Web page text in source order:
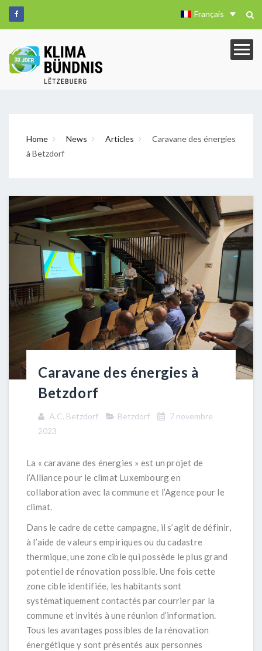
Français
Home News Articles
Caravane des énergies
à Betzdorf
Caravane des énergies à
Betzdorf
A.C. Betzdorf Betzdorf
7 novembre
2023
La « caravane des énergies » est un projet de
l’Alliance pour le climat Luxembourg en
collaboration avec la commune et l’Agence pour le
climat.
Dans le cadre de cette campagne, il s’agit de définir,
à l’aide de valeurs empiriques ou du cadastre
thermique, une zone cible qui possède le plus grand
potentiel de rénovation possible. Une fois cette
zone cible identifiée, les habitants sont
systématiquement contactés par courrier par la
commune et invités à une réunion d’information.
Tous les avantages possibles de la rénovation
énergétique y sont présentés aux personnes